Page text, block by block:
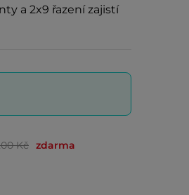
a 2x9 řazení zajistí
Kč zdarma